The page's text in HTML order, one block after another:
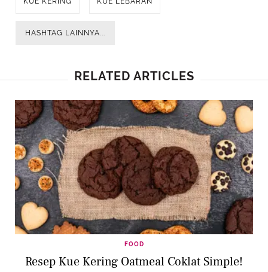
HASHTAG LAINNYA...
RELATED ARTICLES
FOOD
Resep Kue Kering Oatmeal Coklat Simple!